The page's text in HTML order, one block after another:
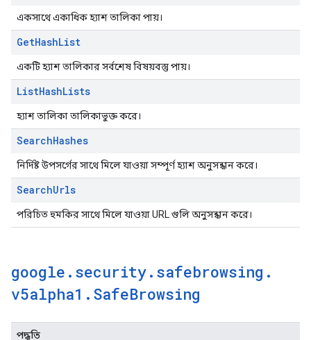
একসাথে একাধিক হ্যাশ তালিকা পায়।
GetHashList
একটি হ্যাশ তালিকার সর্বশেষ বিষয়বস্তু পায়।
ListHashLists
হ্যাশ তালিকা তালিকাভুক্ত করে।
SearchHashes
নির্দিষ্ট উপসর্গের সাথে মিলে যাওয়া সম্পূর্ণ হ্যাশ অনুসন্ধান করে।
SearchUrls
পরিচিত হুমকির সাথে মিলে যাওয়া URL গুলি অনুসন্ধান করে।
google . security. safebrowsing .
v5alpha1 . SafeBrowsing
পদ্ধতি